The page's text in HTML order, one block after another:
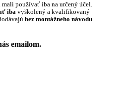
používať iba na určený účel.
iba vyškolený a kvalifikovaný
bez montážneho návodu
emailom.